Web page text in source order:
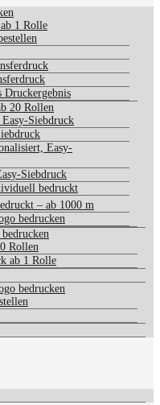
1 Rolle
Druckergebnis
20 Rollen
Siebdruck
Easy-
Siebdruck
bedruckt
– ab 1000 m
bedrucken
Rollen
ab 1 Rolle
bedrucken